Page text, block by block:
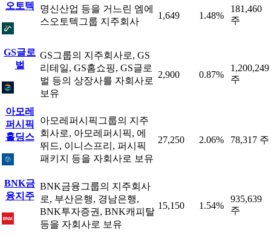
오토텍
명신산업 등을 거느린 엠에
스오토텍그룹 지주회사
1,649 1.48%
181,460
주
GS글로
벌
GS그룹의 지주회사로, GS
리테일, GS홈쇼핑, GS글로
벌 등의 상장사를 자회사로
보유
2,900 0.87%
1,200,249
주
아모레
퍼시픽
홀딩스
아모레퍼시픽그룹의 지주
회사로, 아모레퍼시픽, 에
뛰드, 이니스프리, 퍼시픽
패키지 등을 자회사로 보유
27,250 2.06% 78,317 주
BNK금
융지주
BNK금융그룹의 지주회사
로, 부산은행, 경남은행,
BNK투자증권, BNK캐피탈
등을 자회사로 보유
15,150 1.54%
935,639
주